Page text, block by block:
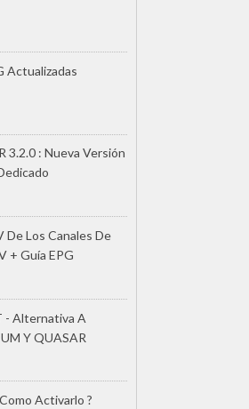
Actualizadas
3.2.0 : Nueva Versión
De Los Canales De
+ Guía EPG
- Alternativa A
Y QUASAR
Activarlo ?